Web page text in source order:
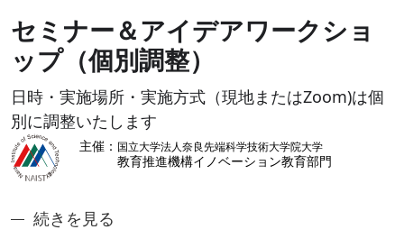
セミナー＆アイデアワークショ
ップ（個別調整）
日時・実施場所・実施方式（現地またはZoom)は個
別に調整いたします
奈良先端ジュニアアントレ講座3:デジタル技術に
続きを見る